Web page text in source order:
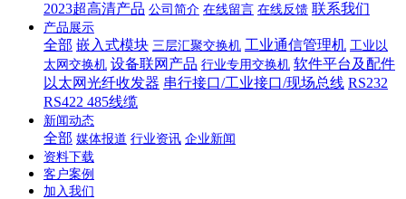
2023超高清产品 公司简介 在线留言 在线反馈 联系我们
产品展示
全部 嵌入式模块 三层汇聚交换机 工业通信管理机 工业以
太网交换机 设备联网产品 行业专用交换机 软件平台及配件
以太网光纤收发器 串行接口/工业接口/现场总线 RS232
RS422 485线缆
新闻动态
全部 媒体报道 行业资讯 企业新闻
资料下载
客户案例
加入我们